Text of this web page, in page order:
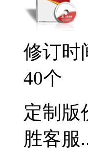
修订时
40个
定制版
胜客服